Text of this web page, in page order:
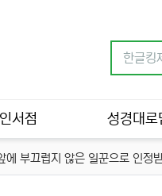
서점 성경대로
에 부끄럽지 않은 일꾼으로 인